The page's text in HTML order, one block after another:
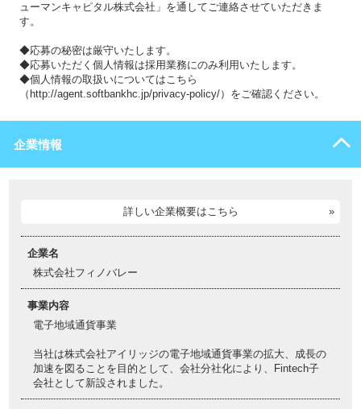
ューマンキャピタル株式会社」を通してご連絡させていただきま
す。
◆応募の秘密は厳守いたします。
◆応募いただく個人情報は採用業務にのみ利用いたします。
◆個人情報の取扱いについてはこちら
（http://agent.softbankhc.jp/privacy-policy/）をご確認ください。
企業情報
詳しい企業概要はこちら
企業名
株式会社フィノバレー
事業内容
電子地域通貨事業
当社は株式会社アイリッジの電子地域通貨事業の拡大、成長の
加速を図ることを目的として、会社分社化により、Fintech子
会社として新設されました。